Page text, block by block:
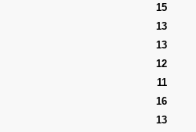
15
13
13
12
11
16
13